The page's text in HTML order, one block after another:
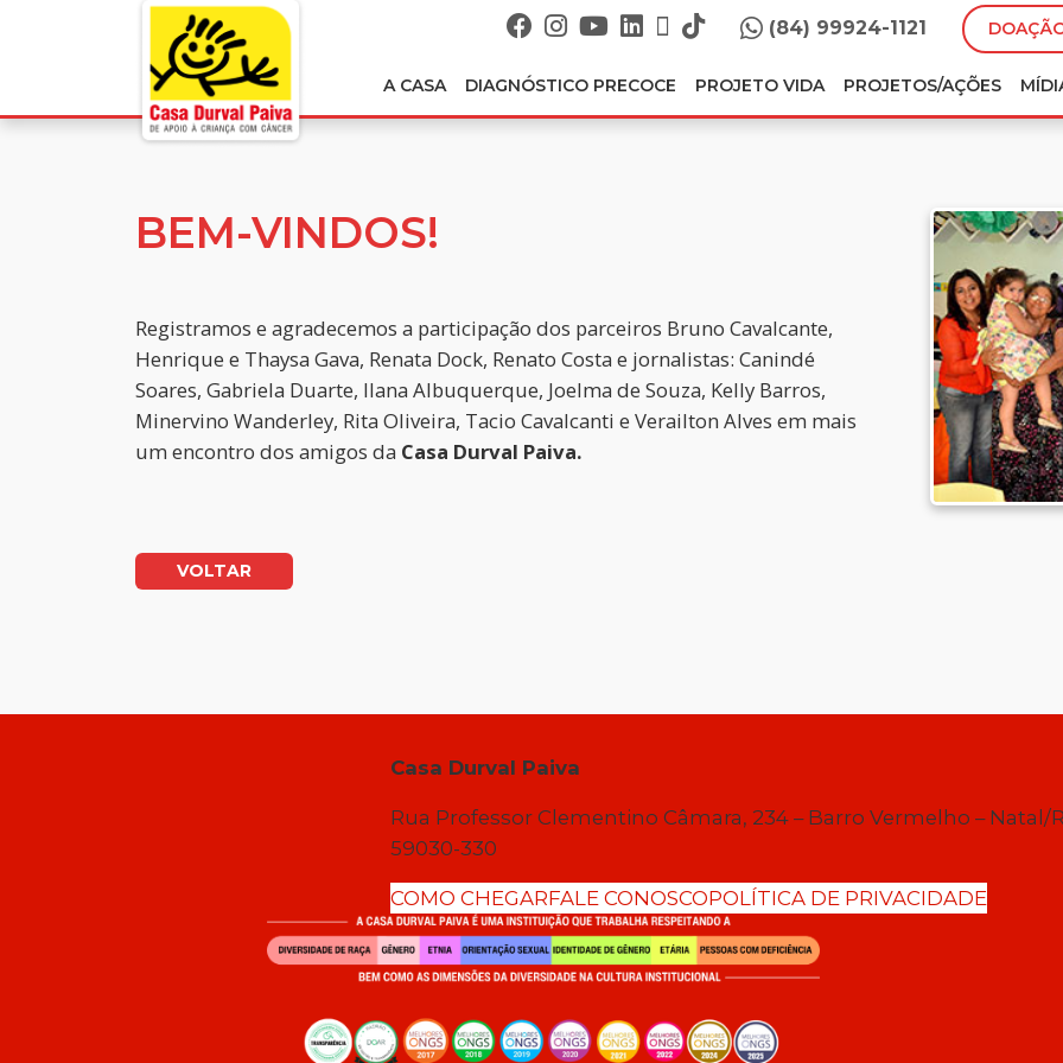
(84) 99924-1121
A CASA DIAGNÓSTICO PRECOCE PROJETO VIDA PROJETOS/AÇÕES
BEM-VINDOS!
Registramos e agradecemos a participação dos parceiros Bruno Cavalcante,
Henrique e Thaysa Gava, Renata Dock, Renato Costa e jornalistas: Canindé
Soares, Gabriela Duarte, Ilana Albuquerque, Joelma de Souza, Kelly Barros,
Minervino Wanderley, Rita Oliveira, Tacio Cavalcanti e Verailton Alves em mais
um encontro dos amigos da Casa Durval Paiva.
VOLTAR
Casa Durval Paiva
Rua Professor Clementino Câmara, 234 – Barro Vermelho – Natal/
59030-330
COMO CHEGARFALE CONOSCOPOLÍTICA DE PRIVACIDADE